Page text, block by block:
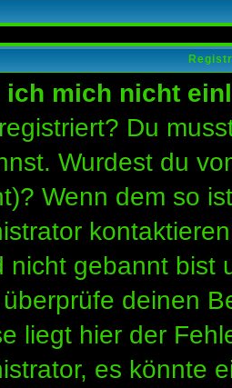
ich mich nicht
Du
Wurdest du
Wenn dem so
nicht gebannt bist
deinen
liegt hier der
es könnte